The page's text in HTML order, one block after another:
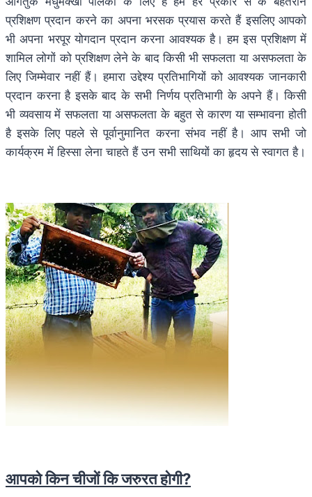
प्रशिक्षण प्रदान करने का अपना भरसक प्रयास करते हैं इसलिए आपको
भी अपना भरपूर योगदान प्रदान करना आवश्यक है। हम इस प्रशिक्षण में
शामिल लोगों को प्रशिक्षण लेने के बाद किसी भी सफलता या असफलता के
लिए जिम्मेवार नहीं हैं। हमारा उद्देश्य प्रतिभागियों को आवश्यक जानकारी
प्रदान करना है इसके बाद के सभी निर्णय प्रतिभागी के अपने हैं। किसी
भी व्यवसाय में सफलता या असफलता के बहुत से कारण या सम्भावना होती
है इसके लिए पहले से पूर्वानुमानित करना संभव नहीं है। आप सभी जो
कार्यक्रम में हिस्सा लेना चाहते हैं उन सभी साथियों का हृदय से स्वागत है।
आपको किन चीजों कि जरुरत होगी?